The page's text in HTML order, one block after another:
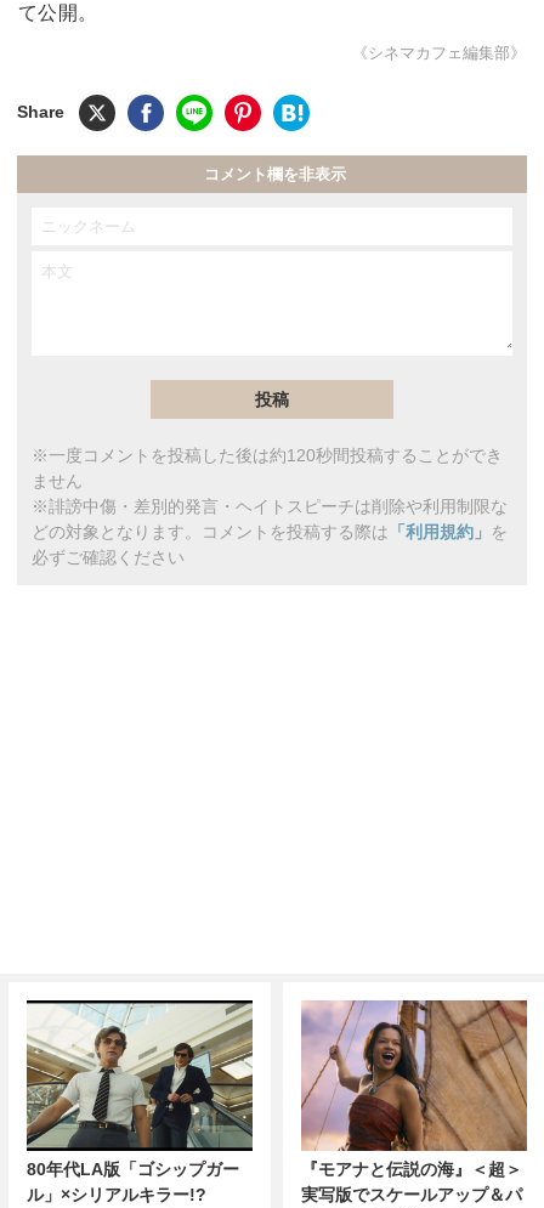
て公開。
《シネマカフェ編集部》
コメント欄を非表示
※一度コメントを投稿した後は約120秒間投稿することができ
ません
※誹謗中傷・差別的発言・ヘイトスピーチは削除や利用制限な
どの対象となります。コメントを投稿する際は 「利用規約」 を
必ずご確認ください
80年代LA版「ゴシップガー
ル」×シリアルキラー!?
『モアナと伝説の海』＜超＞
実写版でスケールアップ＆パ